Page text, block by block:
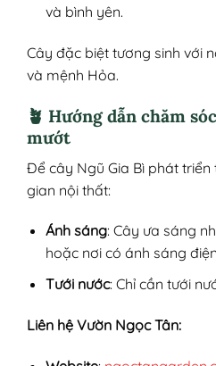
và bình yên.
Cây đặc biệt tương sinh với
và mệnh Hỏa.
🪴 Hướng dẫn chăm
mướt
Để cây Ngũ Gia Bì phát
gian nội thất:
Ánh sáng: Cây ưa sáng
hoặc nơi có ánh sáng
Tưới nước: Chỉ cần tưới
Liên hệ Vườn Ngọc Tân: